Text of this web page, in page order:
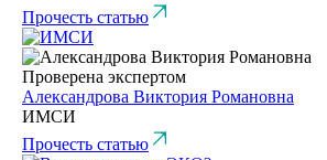
Прочесть статью
Проверена экспертом
Александрова Виктория Романовна
ИМСИ
Прочесть статью